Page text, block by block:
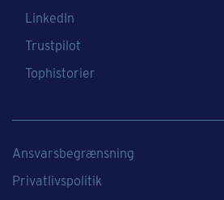
LinkedIn
Trustpilot
Tophistorier
Ansvarsbegrænsning
Privatlivspolitik